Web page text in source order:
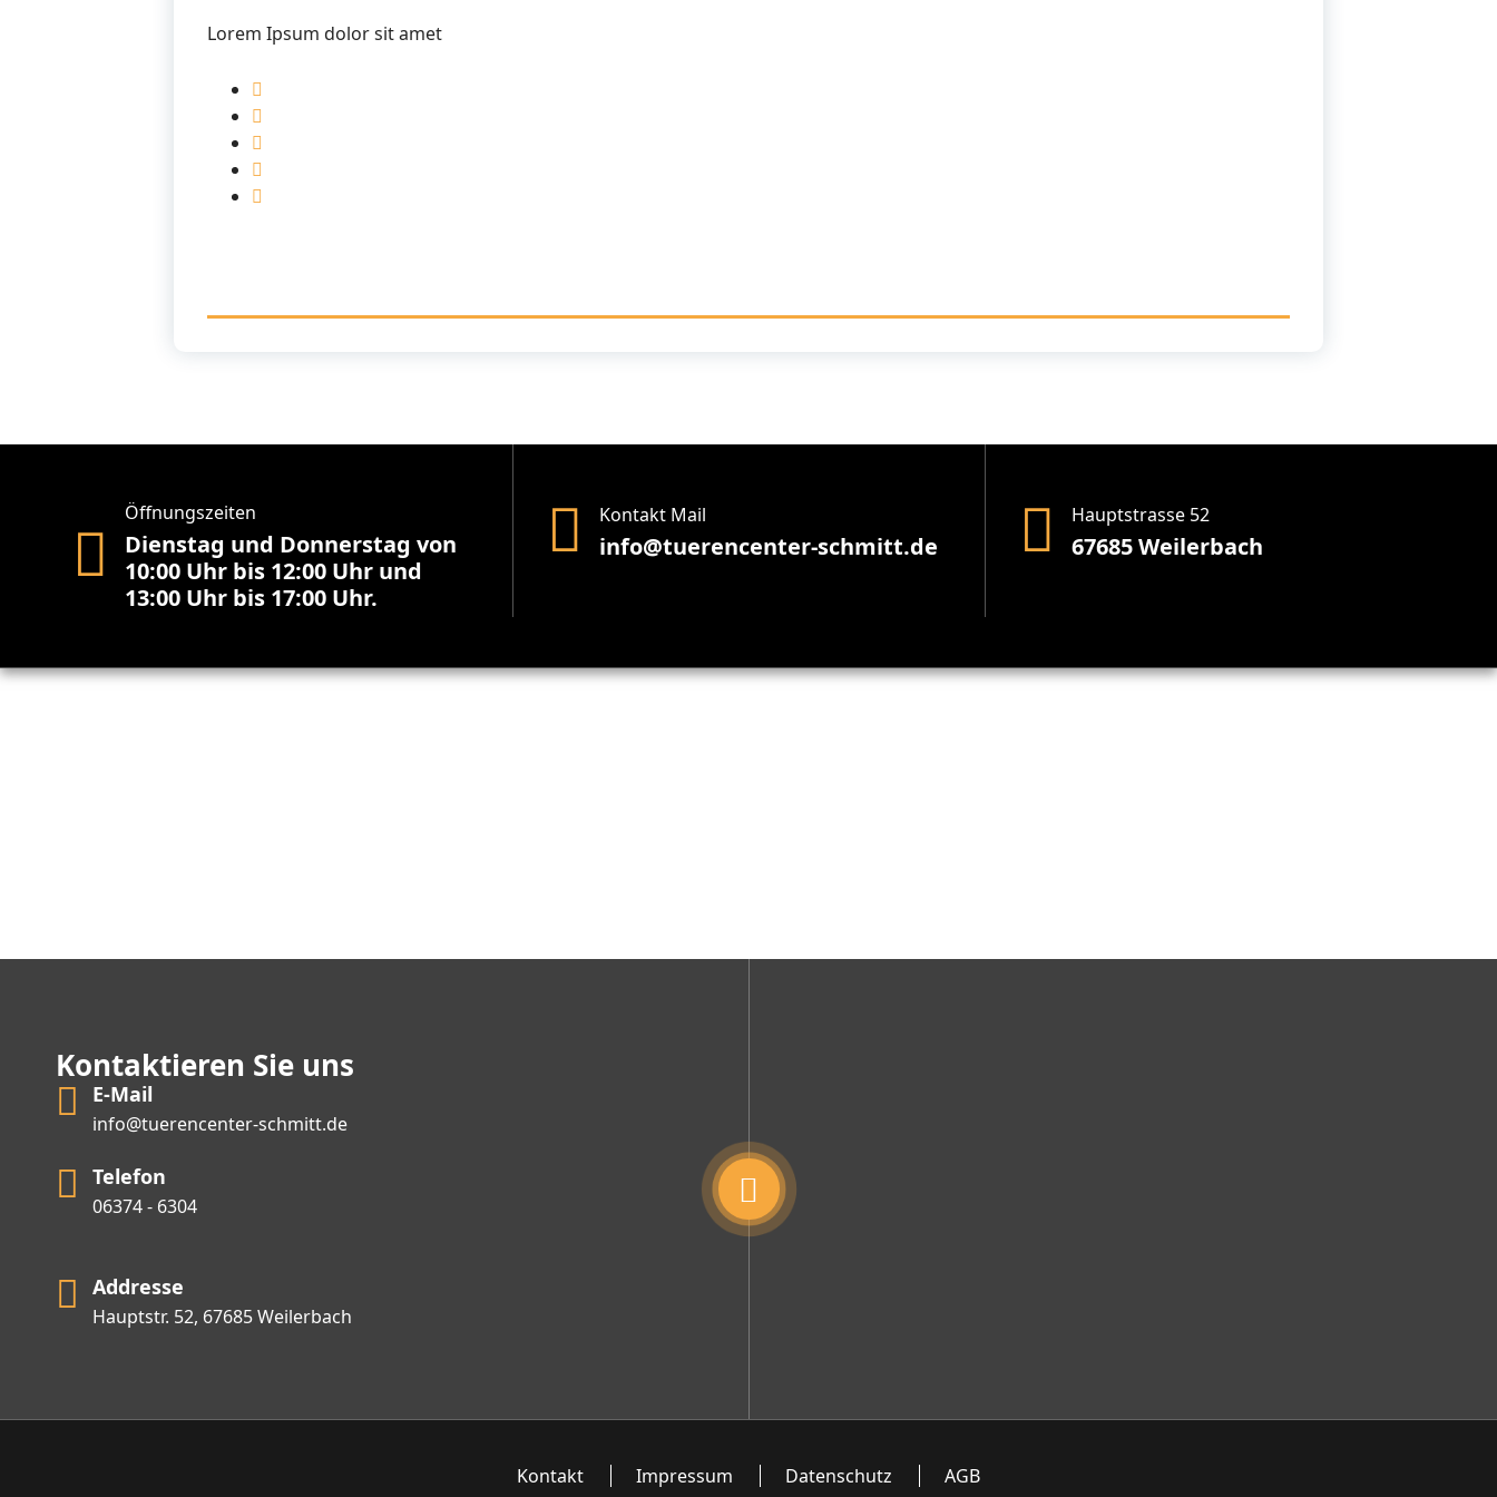
Lorem Ipsum dolor sit amet
Öffnungszeiten
Dienstag und Donnerstag von
10:00 Uhr bis 12:00 Uhr und
13:00 Uhr bis 17:00 Uhr.
Kontakt Mail
info@tuerencenter-schmitt.de
Hauptstrasse 52
67685 Weilerbach
Kontaktieren Sie uns
E-Mail
info@tuerencenter-schmitt.de
Telefon
06374 - 6304
Addresse
Hauptstr. 52, 67685 Weilerbach
Kontakt Impressum Datenschutz AGB